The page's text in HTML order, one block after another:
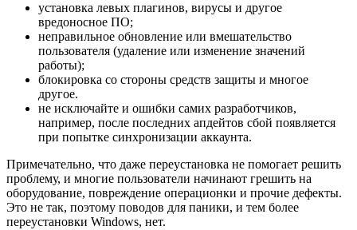
установка левых плагинов, вирусы и другое
вредоносное ПО;
неправильное обновление или вмешательство
пользователя (удаление или изменение значений
работы);
блокировка со стороны средств защиты и многое
другое.
не исключайте и ошибки самих разработчиков,
например, после последних апдейтов сбой появляется
при попытке синхронизации аккаунта.
Примечательно, что даже переустановка не помогает решить
проблему, и многие пользователи начинают грешить на
оборудование, повреждение операционки и прочие дефекты.
Это не так, поэтому поводов для паники, и тем более
переустановки Windows, нет.